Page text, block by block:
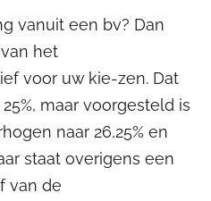
vanuit een bv? Dan
het
voor uw kie-zen. Dat
maar voorgesteld is
naar 26,25% en
staat overigens een
van de